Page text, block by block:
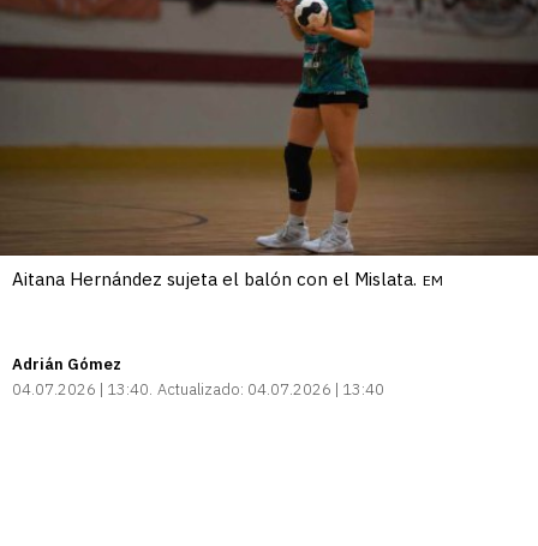
Aitana Hernández sujeta el balón con el Mislata. EM
Adrián Gómez
04.07.2026 | 13:40 Actualizado: 04.07.2026 | 13:40